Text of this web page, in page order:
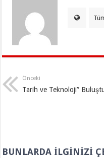
Önceki
Tarih ve Teknoloji”
BUNLARDA İLGINIZI